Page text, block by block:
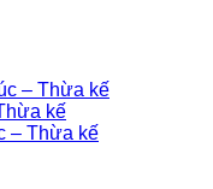
– Thừa kế
kế
– Thừa kế